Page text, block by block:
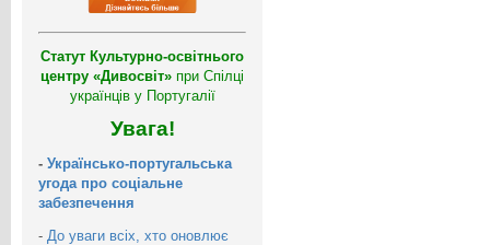
Статут Культурно-освітнього
центру «Дивосвіт» при Спілці
українців у Португалії
Увага!
- Українсько-португальська
угода про соціальне
забезпечення
- До уваги всіх, хто оновлює